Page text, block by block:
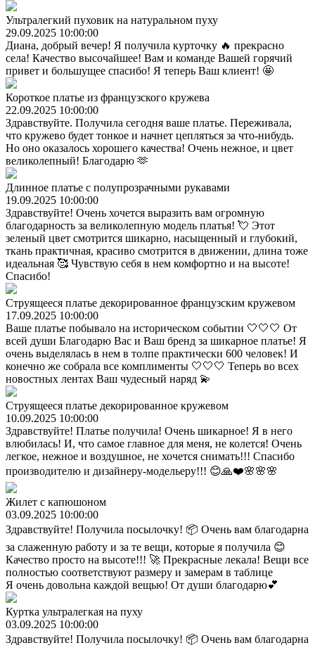
Ультралегкий пуховик на натуральном пуху
29.09.2025 10:00:00
Диана, добрый вечер! Я получила курточку 🔥 прекрасно
села! Качество высочайшее! Вам и команде Вашей горячий
привет и большущее спасибо! Я теперь Ваш клиент! 🤩
Короткое платье из французского кружева
22.09.2025 10:00:00
Здравствуйте. Получила сегодня ваше платье. Переживала,
что кружево будет тонкое и начнет цепляться за что-нибудь.
Но оно оказалось хорошего качества! Очень нежное, и цвет
великолепный! Благодарю 🫶
Длинное платье с полупрозрачными рукавами
19.09.2025 10:00:00
Здравствуйте! Очень хочется выразить вам огромную
благодарность за великолепную модель платья! 💘 Этот
зеленый цвет смотрится шикарно, насыщенный и глубокий,
ткань практичная, красиво смотрится в движении, длина тоже
идеальная 🥰 Чувствую себя в нем комфортно и на высоте!
Спасибо!
Струящееся платье декорированное французским кружевом
17.09.2025 10:00:00
Ваше платье побывало на историческом событии 🤍🤍🤍 От
всей души Благодарю Вас и Ваш бренд за шикарное платье! Я
очень выделялась в нем в толпе практически 600 человек! И
конечно же собрала все комплименты 🤍🤍🤍 Теперь во всех
новостных лентах Ваш чудесный наряд 💫
Струящееся платье декорированное кружевом
10.09.2025 10:00:00
Здравствуйте! Платье получила! Очень шикарное! Я в него
влюбилась! И, что самое главное для меня, не колется! Очень
легкое, нежное и воздушное, не хочется снимать!!! Спасибо
производителю и дизайнеру-модельеру!!! 😊🙏❤️🌸🌸🌸
Жилет с капюшоном
03.09.2025 10:00:00
Здравствуйте! Получила посылочку! 📦 Очень вам благодарна
за слаженную работу и за те вещи, которые я получила 😊
Качество просто на высоте!!! 🚀 Прекрасные лекала! Вещи все
полностью соответствуют размеру и замерам в таблице
Я очень довольна каждой вещью! От души благодарю💕
Куртка ультралегкая на пуху
03.09.2025 10:00:00
Здравствуйте! Получила посылочку! 📦 Очень вам благодарна